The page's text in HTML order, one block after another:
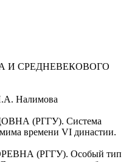
И СРЕДНЕВЕКОВОГО
Налимова
(РГГУ). Система
времени VI династии.
(РГГУ). Особый тип